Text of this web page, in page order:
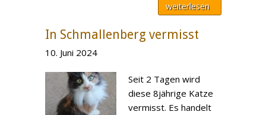
weiterlesen
In Schmallenberg vermisst
10. Juni 2024
Seit 2 Tagen wird
diese 8jährige Katze
vermisst. Es handelt